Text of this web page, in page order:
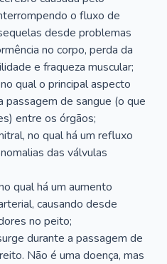
o fluxo de
desde problemas
no corpo, perda da
e fraqueza muscular;
qual o principal aspecto
de sangue (o que
entre os órgãos;
no qual há um refluxo
das válvulas
qual há um aumento
causando desde
no peito;
durante a passagem de
Não é uma doença, mas